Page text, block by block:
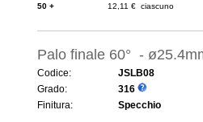
50 + 12,11 € ciascuno
Palo finale 60° -
Codice:
JSLB08
Grado:
316
Finitura:
Specchio